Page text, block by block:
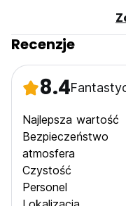
Recenzje
8.4
Najlepsza wartość
Bezpieczeństwo
atmosfera
Czystość
Personel